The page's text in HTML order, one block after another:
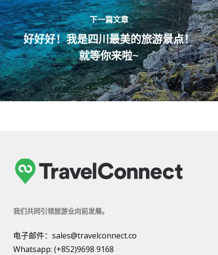
下一篇文章
好好好！我是四川最美的旅游景点！
就等你来啦~
我们共同引领旅游业向前发展。
电子邮件： sales@travelconnect.co
Whatsapp: (+852)9698 9168